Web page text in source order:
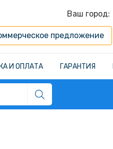
Ваш город:
предложение
И ОПЛАТА ГАРАНТИЯ